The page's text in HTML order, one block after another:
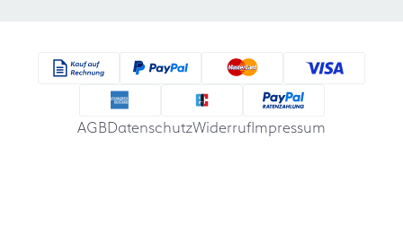
AGBDatenschutzWiderrufImpressum